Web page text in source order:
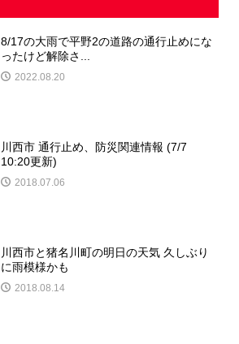
8/17の大雨で平野2の道路の通行止めにな
ったけど解除さ...
2022.08.20
川西市 通行止め、防災関連情報 (7/7
10:20更新)
2018.07.06
川西市と猪名川町の明日の天気 久しぶり
に雨模様かも
2018.08.14